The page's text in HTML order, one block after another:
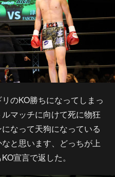
のKO勝ちになってしまっ
マッチに向けて死に物狂
なって天狗になっている
と思います、どっちが上
宣言で返した。